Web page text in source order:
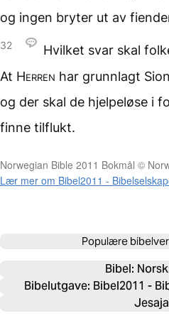
og ingen bryter ut av
32 Hvilket svar skal
At Herren har grunnlagt
og der skal de hjelpeløse i
finne tilflukt.
Norwegian Bible 2011 Bokmål ©
Lær mer om Bibel2011 -
Populære
Bibel:
Bibelutgave: Bibel2011 -